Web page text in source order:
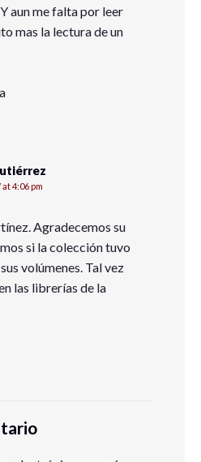
aun me falta por leer
mas la lectura de un
4:06 pm
Agradecemos su
si la colección tuvo
volúmenes. Tal vez
las librerías de la